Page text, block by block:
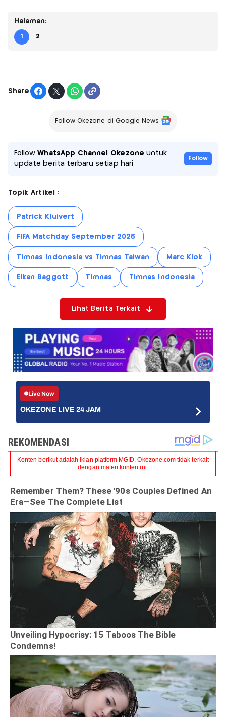
Halaman:
1 2
Share
Follow Okezone di Google News
FollowWhatsApp Channel Okezone untuk
update berita terbaru setiap hari
Follow
Topik Artikel :
Patrick Kluivert
FIFA Matchday September 2025
Timnas Indonesia vs Timnas Taiwan Marc Klok
Elkan Baggott Timnas Timnas Indonesia
Lihat Berita Terkait
Live Now
OKEZONE LIVE 24 JAM